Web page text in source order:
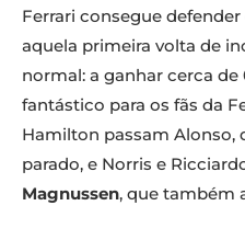
Ferrari consegue defender
aquela primeira volta de
normal: a ganhar cerca de
fantástico para os fãs da
Hamilton passam Alonso,
parado, e Norris e
Magnussen, que também